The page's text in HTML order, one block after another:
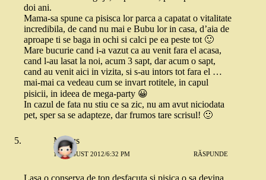
doi ani.
Mama-sa spune ca pisisca lor parca a capatat o vitalitate
incredibila, de cand nu mai e Bubu lor in casa, d’aia de
aproape ti se baga in ochi si calci pe ea peste tot 🙂
Mare bucurie cand i-a vazut ca au venit fara el acasa,
cand l-au lasat la noi, acum 3 sapt, dar acum o sapt,
cand au venit aici in vizita, si s-au intors tot fara el …
mai-mai ca vedeau cum se invart rotitele, in capul
pisicii, in ideea de mega-party 😀
In cazul de fata nu stiu ce sa zic, nu am avut niciodata
pet, sper sa se adapteze, dar frumos tare scrisul! 🙂
Marius
17 AUGUST 2012/6:32 PM RĂSPUNDE
Lasa o conserva de ton desfacuta si pisica o sa devina